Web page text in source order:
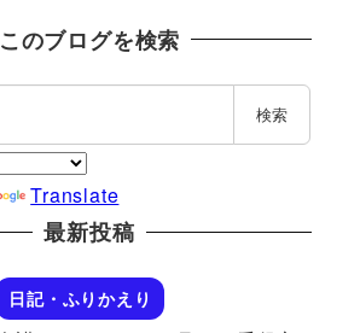
このブログを検索
検索
Translate
最新投稿
日記・ふりかえり